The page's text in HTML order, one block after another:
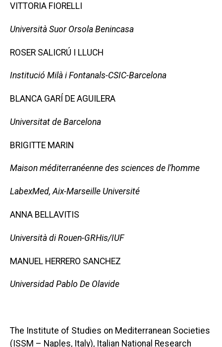
VITTORIA FIORELLI
Università Suor Orsola Benincasa
ROSER SALICRÚ I LLUCH
Institució Milà i Fontanals-CSIC-Barcelona
BLANCA GARÍ DE AGUILERA
Universitat de Barcelona
BRIGITTE MARIN
Maison méditerranéenne des sciences de l’homme
LabexMed, Aix-Marseille Université
ANNA BELLAVITIS
Università di Rouen-GRHis/IUF
MANUEL HERRERO SANCHEZ
Universidad Pablo De Olavide
The Institute of Studies on Mediterranean Societies
(ISSM – Naples, Italy), Italian National Research